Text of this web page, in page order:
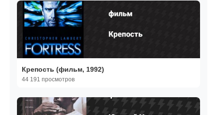
Крепость (фильм, 1992)
44 191 просмотров